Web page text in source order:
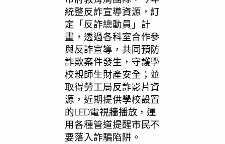
統整反詐宣導資源，訂
定「反詐總動員」計
畫，透過各科室合作參
與反詐宣導，共同預防
詐欺案件發生，守護學
校親師生財產安全；並
取得勞工局反詐影片資
源，近期提供學校設置
的LED電視牆播放，運
用各種管道提醒市民不
要落入詐騙陷阱。